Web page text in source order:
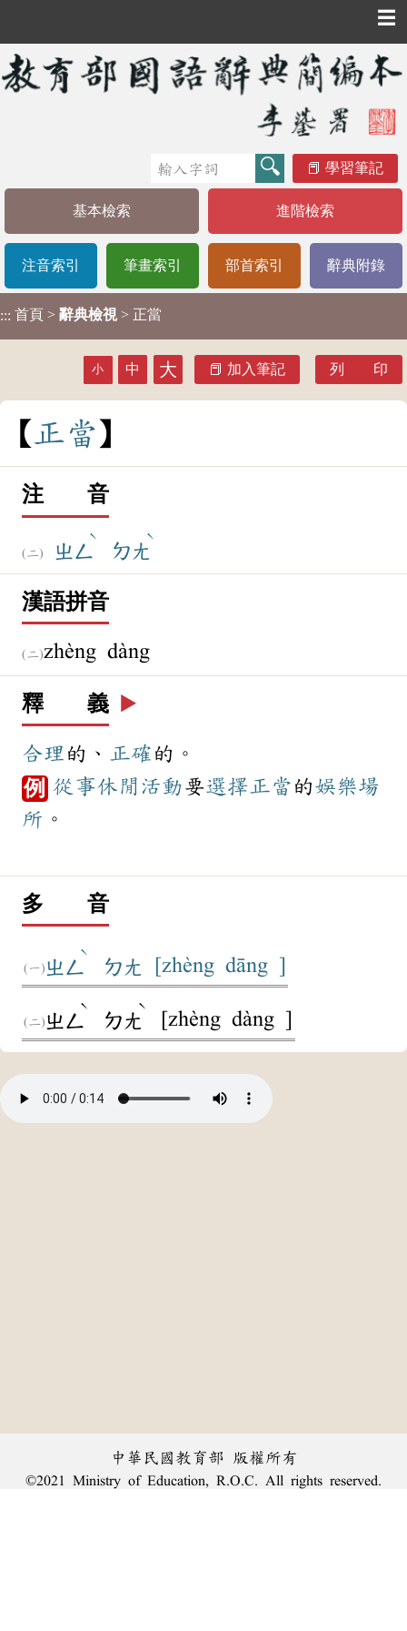
☰
學習筆記
基本檢索 進階檢索
注音索引 筆畫索引 部首索引 辭典附錄
::: 首頁 > 辭典檢視 > 正當
小 中 大 加入筆記 列 印
正當
注 音
ㄓㄥ
ˋ
ㄉㄤ
ˋ
漢語拼音
zhèng dàng
釋 義 ▶️
合理 的、 正確 的。
例 從事休閒活動要選擇正當 的娛樂場
所 。
多 音
ㄓㄥ
ˋ
ㄉㄤ [zhèng dāng ]
ㄓㄥ
ˋ
ㄉㄤ
ˋ
[zhèng dàng ]
中華民國教育部 版權所有
©2021 Ministry of Education, R.O.C. All rights reserved.